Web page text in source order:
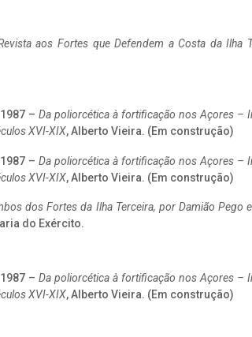
aos Fortes que Defendem a Costa da Ilha
– Da poliorcética à fortificação nos Açores –
XVI-XIX, Alberto Vieira. (Em construção)
– Da poliorcética à fortificação nos Açores –
XVI-XIX, Alberto Vieira. (Em construção)
dos Fortes da Ilha Terceira, por Damião Pego
do Exército.
– Da poliorcética à fortificação nos Açores –
XVI-XIX, Alberto Vieira. (Em construção)